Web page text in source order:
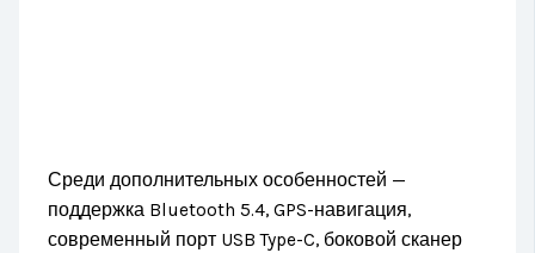
Среди дополнительных особенностей —
поддержка Bluetooth 5.4, GPS-навигация,
современный порт USB Type-C, боковой сканер